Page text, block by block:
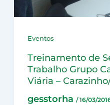
Eventos
Treinamento de
Trabalho Grupo
Viária –
gesstorha /16/03/